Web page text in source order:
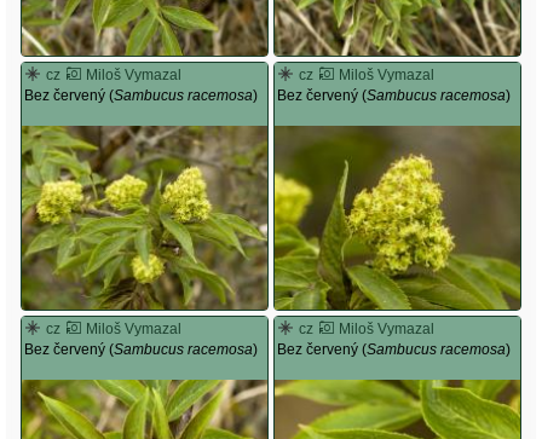
cz
Miloš Vymazal
Bez červený (Sambucus racemosa)
cz
Miloš Vymazal
Bez červený (Sambucus racemosa)
cz
Miloš Vymazal
Bez červený (Sambucus racemosa)
cz
Miloš Vymazal
Bez červený (Sambucus racemosa)